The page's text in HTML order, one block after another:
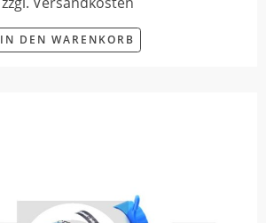
IN DEN WARENKORB